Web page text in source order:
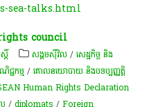
sea-talks.html
council
តិ៍ សង្គមស៊ីវិល /សេដ្ឋកិច្ច និង
ជ្ជកម្ម /គោលនយោបាយ និងបទប្បញ្ញត្តិ
Human Rights Declaration